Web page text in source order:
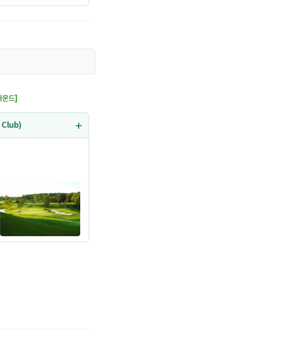
드]
Club)
을 지형, 수림, 연못등을 그
. 온화하고 플랫한 지형과
, 어디까지나 자연의 조형
다.
이 하나로 연결되는 훌륭
있는 코스들 입니다.